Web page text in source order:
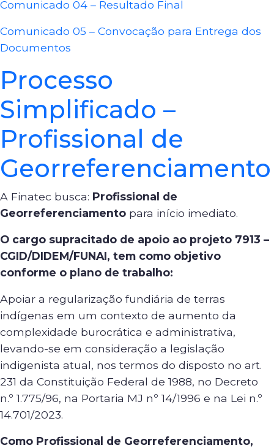
Comunicado 04 – Resultado Final
Comunicado 05 – Convocação para Entrega dos
Documentos
Processo
Simplificado –
Profissional de
Georreferenciamento
A Finatec busca: Profissional de
Georreferenciamento para início imediato.
O cargo supracitado de apoio ao projeto 7913 –
CGID/DIDEM/FUNAI, tem como objetivo
conforme o plano de trabalho:
Apoiar a regularização fundiária de terras
indígenas em um contexto de aumento da
complexidade burocrática e administrativa,
levando-se em consideração a legislação
indigenista atual, nos termos do disposto no art.
231 da Constituição Federal de 1988, no Decreto
n.º 1.775/96, na Portaria MJ nº 14/1996 e na Lei n.º
14.701/2023.
Como Profissional de Georreferenciamento,